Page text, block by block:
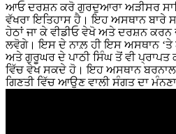
ਆਓ ਦਰਸ਼ਨ ਕਰੋ ਗੁਰਦੁਆਰਾ ਅੜੀਸਰ
ਵੱਖਰਾ ਇਤਿਹਾਸ ਹੈ। ਇਹ ਅਸਥਾਨ ਬਾਰੇ
ਹੇਠਾਂ ਜਾ ਕੇ ਵੀਡੀਓ ਵੇਖੋ ਅਤੇ ਦਰਸ਼ਨ ਕਰਨ
ਲਵੋਗੇ। ਇਸ ਦੇ ਨਾਲ਼ ਹੀ ਇਸ ਅਸਥਾਨ ‘ਤੇ
ਅਤੇ ਗੁਰੂਘਰ ਦੇ ਪਾਠੀ ਸਿੰਘ ਤੋਂ ਵੀ ਪ੍ਰਾਪਤ
ਵਿੱਚ ਵੇਖ ਸਕਦੇ ਹੋ। ਇਹ ਅਸਥਾਨ
ਗਿਣਤੀ ਵਿੱਚ ਆਉਣ ਵਾਲੀ ਸੰਗਤ ਦਾ